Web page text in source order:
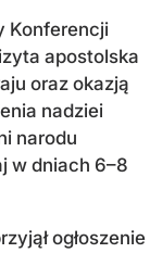
Konferencji
apostolska
oraz okazją
nadziei
narodu
w dniach 6–8
ogłoszenie